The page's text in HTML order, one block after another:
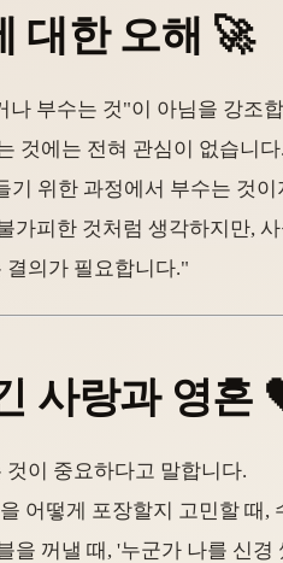
대한 오해 🚀
나 부수는 것"이 아님을 강조
것에는 전혀 관심이 없습니
기 위한 과정에서 부수는 것
가피한 것처럼 생각하지만,
결의가 필요합니다."
사랑과 영혼
것이 중요하다고 말합니다.
어떻게 포장할지 고민할 때
을 꺼낼 때, '누군가 나를 신